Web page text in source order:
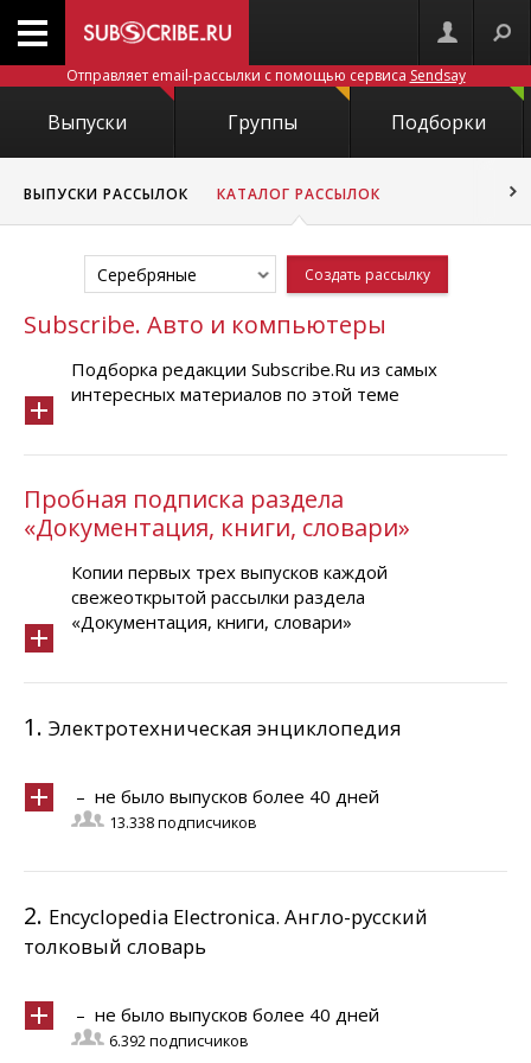
Отправляет email-рассылки с помощью сервиса Sendsay
Выпуски Группы Подборки
ВЫПУСКИ РАССЫЛОК КАТАЛОГ РАССЫЛОК
Серебряные Создать рассылку
Subscribe. Авто и компьютеры
Подборка редакции Subscribe.Ru из самых
интересных материалов по этой теме
Пробная подписка раздела
«Документация, книги, словари»
Копии первых трех выпусков каждой
свежеоткрытой рассылки раздела
«Документация, книги, словари»
1. Электротехническая энциклопедия
– не было выпусков более 40 дней
13.338 подписчиков
2. Encyclopedia Electronica. Англо-русский
толковый словарь
– не было выпусков более 40 дней
6.392 подписчиков